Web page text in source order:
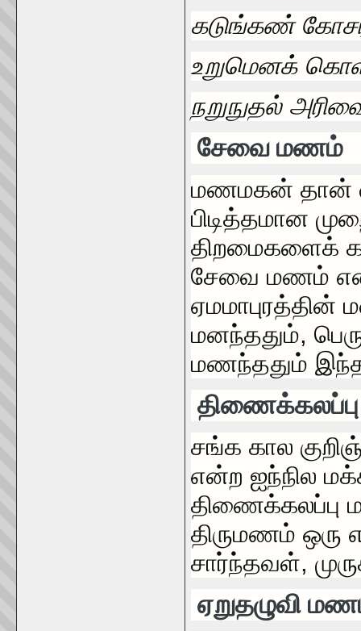
கடுங்கண்
உறுமெனக்
நறுநுதல்
சேவை மணம்
மணமகன் தான்
பிடித்தமான
திறமைகளைக்
சேவை மணம்
மனந்ததும்,
மணந்ததும்
சங்க கால
என்ற ஐந்நில
திணைக்கலப்பு
திருமணம் ஒரு
சார்ந்தவள்,
ஏறுதழுவி